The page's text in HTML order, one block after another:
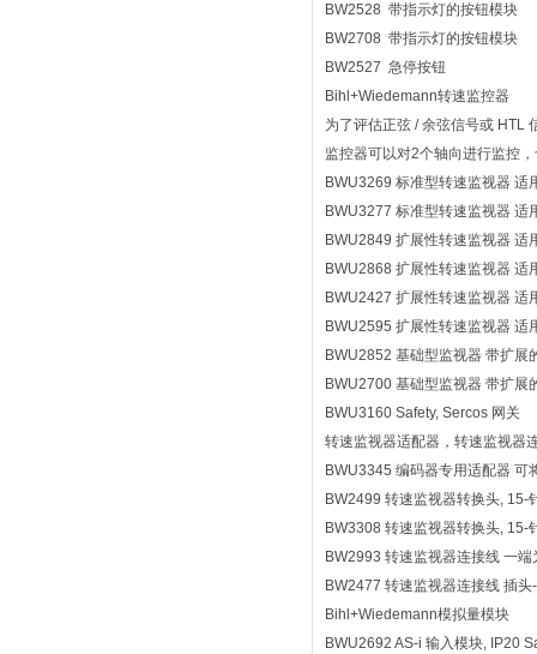
BW2528 带指示灯的按钮模块
BW2708 带指示灯的按钮模块
BW2527 急停按钮
Bihl+Wiedemann转速监控器
为了评估正弦 / 余弦信号或 HTL
监控器可以对2个轴向进行监控
BWU3269 标准型转速监视器 适
BWU3277 标准型转速监视器 适
BWU2849 扩展性转速监视器 适
BWU2868 扩展性转速监视器 适
BWU2427 扩展性转速监视器 适
BWU2595 扩展性转速监视器 适
BWU2852 基础型监视器 带扩展
BWU2700 基础型监视器 带扩展
BWU3160 Safety, Sercos 网关
转速监视器适配器，转速监视器
BWU3345 编码器专用适配器
BW2499 转速监视器转换头, 15-
BW3308 转速监视器转换头,
BW2993 转速监视器连接线 一
BW2477 转速监视器连接线 插
Bihl+Wiedemann模拟量模块
BWU2692 AS-i 输入模块, IP20